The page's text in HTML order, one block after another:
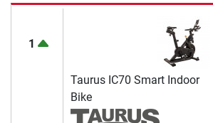
1
Taurus IC70 Smart Indoor
Bike